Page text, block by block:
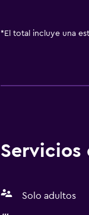
* El total incluye una
Servicios
Solo adultos